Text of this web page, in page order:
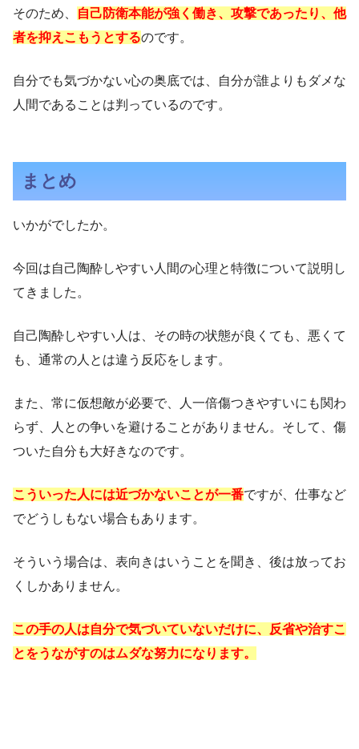
そのため、
自己防衛本能が強く働き、攻撃であったり、他
者を抑えこもうとするのです。
自分でも気づかない心の奥底では、自分が誰よりもダメな
人間であることは判っているのです。
まとめ
いかがでしたか。
今回は自己陶酔しやすい人間の心理と特徴について説明し
てきました。
自己陶酔しやすい人は、その時の状態が良くても、悪くて
も、通常の人とは違う反応をします。
また、常に仮想敵が必要で、人一倍傷つきやすいにも関わ
らず、人との争いを避けることがありません。そして、傷
ついた自分も大好きなのです。
こういった人には近づかないことが一番ですが、仕事など
でどうしもない場合もあります。
そういう場合は、表向きはいうことを聞き、後は放ってお
くしかありません。
この手の人は自分で気づいていないだけに、反省や治すこ
とをうながすのはムダな努力になります。